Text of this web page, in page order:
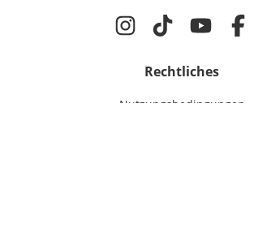
Rechtliches
Nutzungsbedingungen